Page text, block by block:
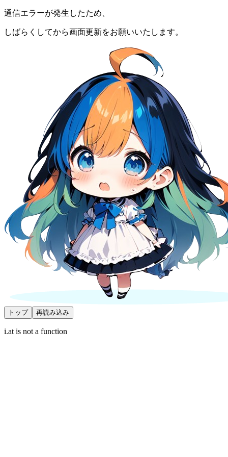
通信エラーが発生したため、
しばらくしてから画面更新をお願いいたします。
トップ 再読み込み
i.at is not a function